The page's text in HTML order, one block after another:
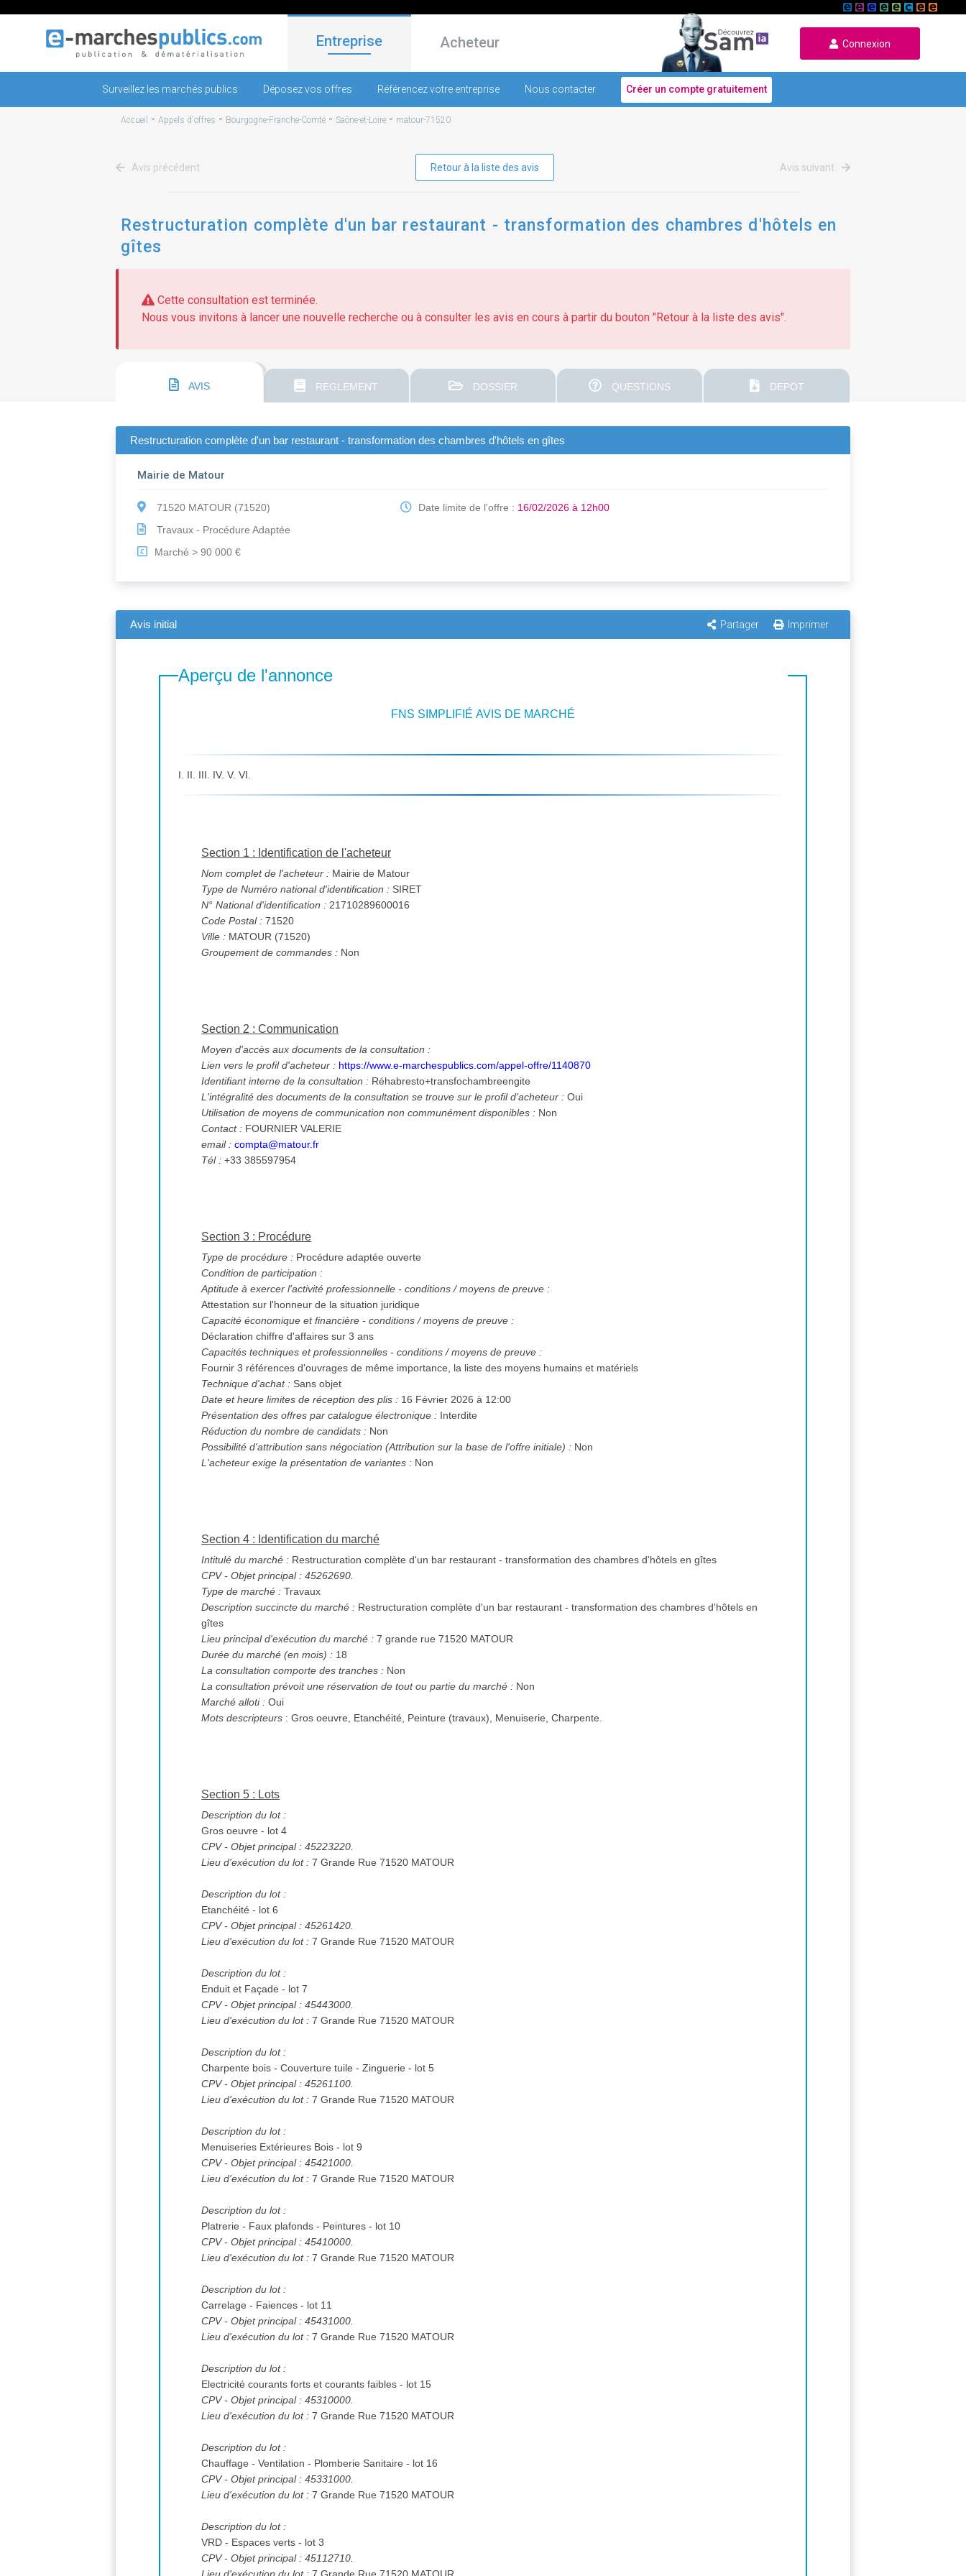
Entreprise Acheteur Connexion
Surveillez les marchés publics Déposez vos offres Référencez votre entreprise Nous contacter Créer un compte gratuitement
Accueil - Appels d'offres - Bourgogne-Franche-Comté - Saône-et-Loire - matour-71520
Avis précédent Retour à la liste des avis Avis suivant
Restructuration complète d'un bar restaurant - transformation des chambres d'hôtels en
gîtes
Cette consultation est terminée.
Nous vous invitons à lancer une nouvelle recherche ou à consulter les avis en cours à partir du bouton "Retour à la liste des avis".
AVIS REGLEMENT DOSSIER QUESTIONS DEPOT
Restructuration complète d'un bar restaurant - transformation des chambres d'hôtels en gîtes
Mairie de Matour
71520 MATOUR (71520)
Travaux - Procédure Adaptée
€ Marché > 90 000 €
Date limite de l'offre : 16/02/2026 à 12h00
Avis initial Partager Imprimer
Aperçu de l'annonce
FNS SIMPLIFIÉ AVIS DE MARCHÉ
I. II. III. IV. V. VI.
Section 1 : Identification de l'acheteur
Nom complet de l'acheteur : Mairie de Matour
Type de Numéro national d'identification : SIRET
N° National d'identification : 21710289600016
Code Postal : 71520
Ville : MATOUR (71520)
Groupement de commandes : Non
Section 2 : Communication
Moyen d'accès aux documents de la consultation :
Lien vers le profil d'acheteur : https://www.e-marchespublics.com/appel-offre/1140870
Identifiant interne de la consultation : Réhabresto+transfochambreengite
L'intégralité des documents de la consultation se trouve sur le profil d'acheteur : Oui
Utilisation de moyens de communication non communément disponibles : Non
Contact : FOURNIER VALERIE
email : compta@matour.fr
Tél : +33 385597954
Section 3 : Procédure
Type de procédure : Procédure adaptée ouverte
Condition de participation :
Aptitude à exercer l'activité professionnelle - conditions / moyens de preuve :
Attestation sur l'honneur de la situation juridique
Capacité économique et financière - conditions / moyens de preuve :
Déclaration chiffre d'affaires sur 3 ans
Capacités techniques et professionnelles - conditions / moyens de preuve :
Fournir 3 références d'ouvrages de même importance, la liste des moyens humains et matériels
Technique d'achat : Sans objet
Date et heure limites de réception des plis : 16 Février 2026 à 12:00
Présentation des offres par catalogue électronique : Interdite
Réduction du nombre de candidats : Non
Possibilité d'attribution sans négociation (Attribution sur la base de l'offre initiale) : Non
L'acheteur exige la présentation de variantes : Non
Section 4 : Identification du marché
Intitulé du marché : Restructuration complète d'un bar restaurant - transformation des chambres d'hôtels en gîtes
CPV- Objet principal : 45262690.
Type de marché : Travaux
Description succincte du marché : Restructuration complète d'un bar restaurant - transformation des chambres d'hôtels en
gîtes
Lieu principal d'exécution du marché : 7 grande rue 71520 MATOUR
Durée du marché (en mois) : 18
La consultation comporte des tranches : Non
La consultation prévoit une réservation de tout ou partie du marché : Non
Marché alloti : Oui
Mots descripteurs : Gros oeuvre, Etanchéité, Peinture (travaux), Menuiserie, Charpente.
Section 5 : Lots
Description du lot :
Gros oeuvre - lot 4
CPV- Objet principal : 45223220.
Lieu d'exécution du lot :
7 Grande Rue 71520 MATOUR
Description du lot :
Etanchéité - lot 6
CPV- Objet principal : 45261420.
Lieu d'exécution du lot :
7 Grande Rue 71520 MATOUR
Description du lot :
Enduit et Façade - lot 7
CPV- Objet principal : 45443000.
Lieu d'exécution du lot :
7 Grande Rue 71520 MATOUR
Description du lot :
Charpente bois - Couverture tuile - Zinguerie - lot 5
CPV- Objet principal : 45261100.
Lieu d'exécution du lot :
7 Grande Rue 71520 MATOUR
Description du lot :
Menuiseries Extérieures Bois - lot 9
CPV- Objet principal : 45421000.
Lieu d'exécution du lot :
7 Grande Rue 71520 MATOUR
Description du lot :
Platrerie - Faux plafonds - Peintures - lot 10
CPV- Objet principal : 45410000.
Lieu d'exécution du lot :
7 Grande Rue 71520 MATOUR
Description du lot :
Carrelage - Faiences - lot 11
CPV- Objet principal : 45431000.
Lieu d'exécution du lot :
7 Grande Rue 71520 MATOUR
Description du lot :
Electricité courants forts et courants faibles - lot 15
CPV- Objet principal : 45310000.
Lieu d'exécution du lot :
7 Grande Rue 71520 MATOUR
Description du lot :
Chauffage - Ventilation - Plomberie Sanitaire - lot 16
CPV- Objet principal : 45331000.
Lieu d'exécution du lot :
7 Grande Rue 71520 MATOUR
Description du lot :
VRD - Espaces verts - lot 3
CPV- Objet principal : 45112710.